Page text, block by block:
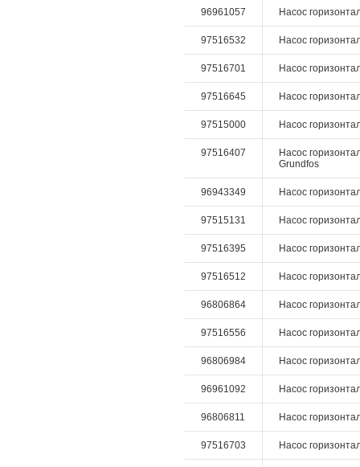
96961057 Насос
97516532 Насос
97516701 Насос
97516645 Насос
97515000 Насос
97516407
Насос
Grundfos
96943349 Насос
97515131 Насос
97516395 Насос
97516512 Насос
96806864 Насос
97516556 Насос
96806984 Насос
96961092 Насос
96806811 Насос
97516703 Насос